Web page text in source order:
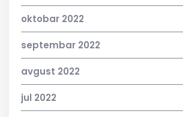
oktobar 2022
septembar 2022
avgust 2022
jul 2022